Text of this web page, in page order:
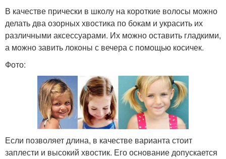
В качестве прически в школу на короткие волосы можно
делать два озорных хвостика по бокам и украсить их
различными аксессуарами. Их можно оставить гладкими,
а можно завить локоны с вечера с помощью косичек.
Фото:
Если позволяет длина, в качестве варианта стоит
заплести и высокий хвостик. Его основание допускается